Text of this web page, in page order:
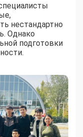
нестандартно
Однако
подготовки